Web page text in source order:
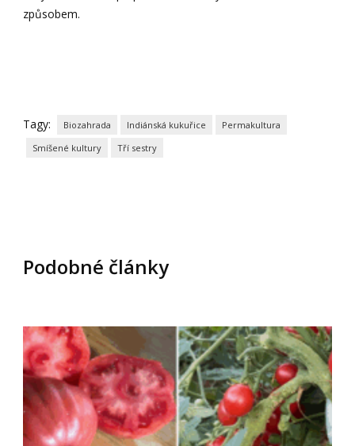
způsobem.
Tagy: Biozahrada Indiánská kukuřice
Permakultura
Smíšené kultury
Tří sestry
Podobné články